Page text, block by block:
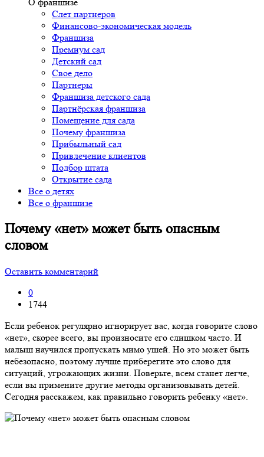
Слет партнеров
Финансово-экономическая модель
Франшиза
Премиум сад
Детский сад
Свое дело
Партнеры
Франшиза детского сада
Партнёрская франшиза
Помещение для сада
Почему франшиза
Прибыльный сад
Привлечение клиентов
Подбор штата
Открытие сада
Все о детях
Все о франшизе
Почему «нет» может быть опасным
словом
Оставить комментарий
0
1744
Если ребенок регулярно игнорирует вас, когда говорите слово
«нет», скорее всего, вы произносите его слишком часто. И
малыш научился пропускать мимо ушей. Но это может быть
небезопасно, поэтому лучше приберегите это слово для
ситуаций, угрожающих жизни. Поверьте, всем станет легче,
если вы примените другие методы организовывать детей.
Сегодня расскажем, как правильно говорить ребенку «нет».